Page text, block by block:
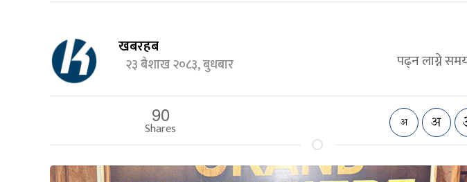
खबरहब
२३ बैशाख २०८३, बुधबार पढ्न लाग्ने
90
Shares